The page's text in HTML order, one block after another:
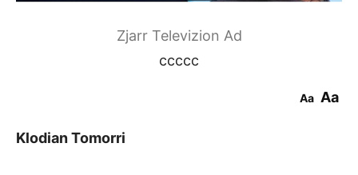
Zjarr Televizion Ad
ccccc
Aa Aa
Klodian Tomorri